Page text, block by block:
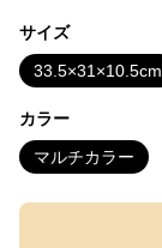
サイズ
33.5×31×10.5cm
カラー
マルチカラー